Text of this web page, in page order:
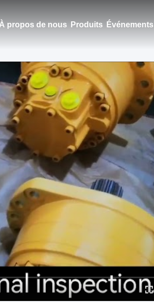
À propos de nous Produits Événements